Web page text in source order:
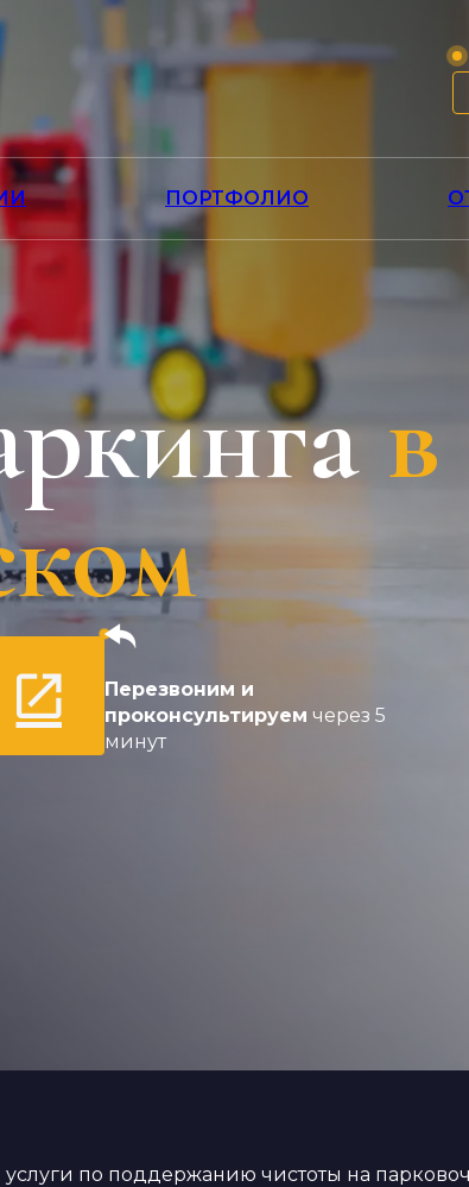
ПОРТФОЛИО
в
Перезвоним и
проконсультируем через 5
минут
по поддержанию чистоты на